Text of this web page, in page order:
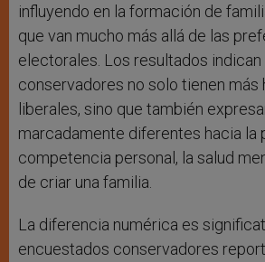
influyendo en la formación de
que van mucho más allá de las
electorales. Los resultados indican
conservadores no solo tienen más
liberales, sino que también
marcadamente diferentes hacia la
competencia personal, la salud
de criar una familia.
La diferencia numérica es
encuestados conservadores